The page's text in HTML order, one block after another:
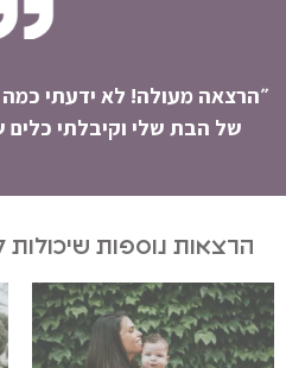
״הרצאה מעולה! לא ידעתי
של הבת שלי וקיבלתי
הרצאות נוספות